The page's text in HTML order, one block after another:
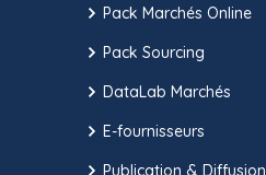
Pack Marchés Online
Pack Sourcing
DataLab Marchés
E-fournisseurs
Publication & Diffusion